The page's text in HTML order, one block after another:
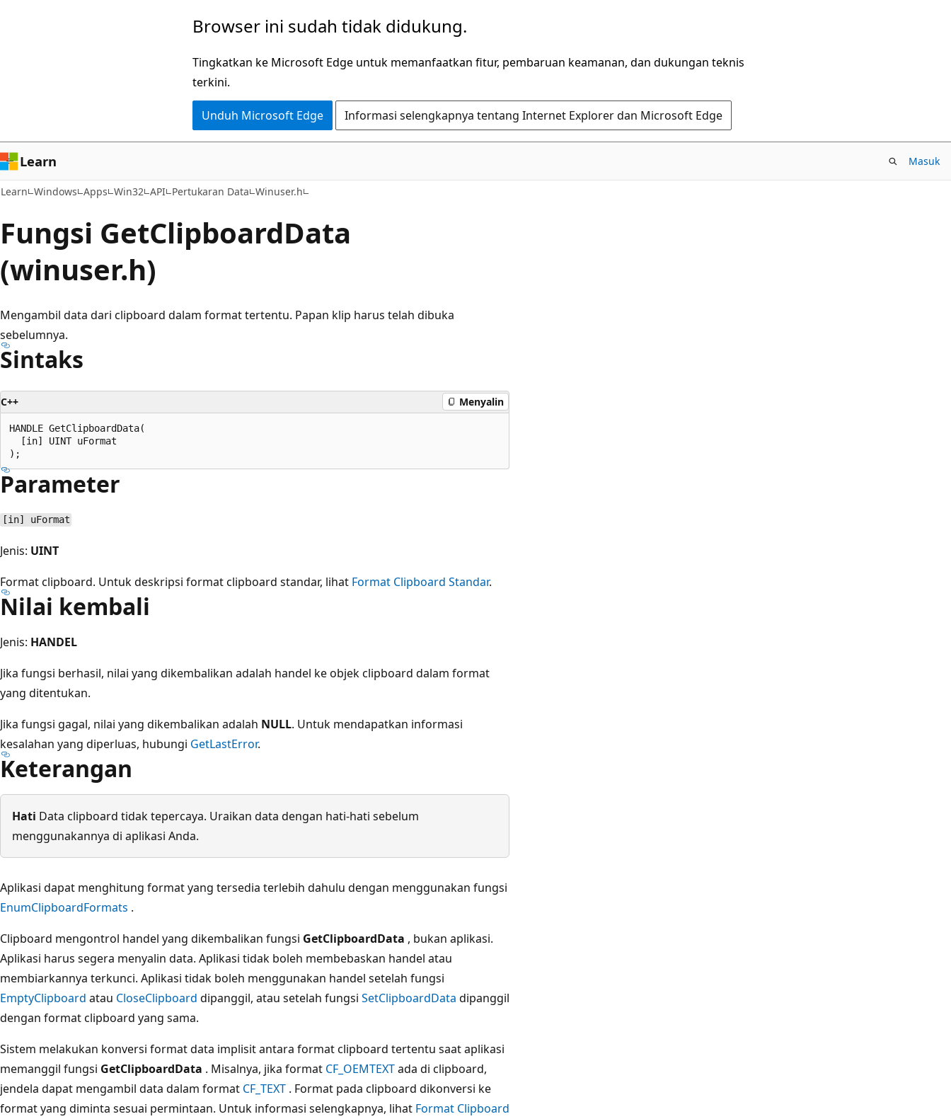
Browser ini sudah tidak didukung.
Tingkatkan ke Microsoft Edge untuk memanfaatkan fitur, pembaruan keamanan, dan dukungan teknis
terkini.
Unduh Microsoft Edge Informasi selengkapnya tentang Internet Explorer dan Microsoft Edge
Learn Masuk
Learn Windows Apps Win32 API Pertukaran Data Winuser.h
Fungsi GetClipboardData
(winuser.h)
Mengambil data dari clipboard dalam format tertentu. Papan klip harus telah dibuka
sebelumnya.
Sintaks
C++ Menyalin
HANDLE GetClipboardData(
  [in] UINT uFormat
Parameter
[in] uFormat
Jenis: UINT
Format clipboard. Untuk deskripsi format clipboard standar, lihat Format Clipboard Standar.
Nilai kembali
Jenis: HANDEL
Jika fungsi berhasil, nilai yang dikembalikan adalah handel ke objek clipboard dalam format
yang ditentukan.
Jika fungsi gagal, nilai yang dikembalikan adalah NULL. Untuk mendapatkan informasi
kesalahan yang diperluas, hubungi GetLastError.
Keterangan
Hati Data clipboard tidak tepercaya. Uraikan data dengan hati-hati sebelum
menggunakannya di aplikasi Anda.
Aplikasi dapat menghitung format yang tersedia terlebih dahulu dengan menggunakan fungsi
EnumClipboardFormats .
Clipboard mengontrol handel yang dikembalikan fungsi GetClipboardData , bukan aplikasi.
Aplikasi harus segera menyalin data. Aplikasi tidak boleh membebaskan handel atau
membiarkannya terkunci. Aplikasi tidak boleh menggunakan handel setelah fungsi
EmptyClipboard atau CloseClipboard dipanggil, atau setelah fungsi SetClipboardData dipanggil
dengan format clipboard yang sama.
Sistem melakukan konversi format data implisit antara format clipboard tertentu saat aplikasi
memanggil fungsi GetClipboardData . Misalnya, jika format CF_OEMTEXTada di clipboard,
jendela dapat mengambil data dalam format CF_TEXT . Format pada clipboard dikonversi ke
format yang diminta sesuai permintaan. Untuk informasi selengkapnya, lihat Format Clipboard